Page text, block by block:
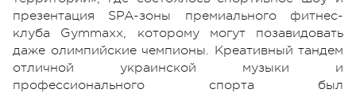
презентация SPA-зоны премиального фитнес-
клуба Gymmaxx, которому могут позавидовать
даже олимпийские чемпионы. Креативный тандем
отличной украинской музыки и
профессионального спорта был